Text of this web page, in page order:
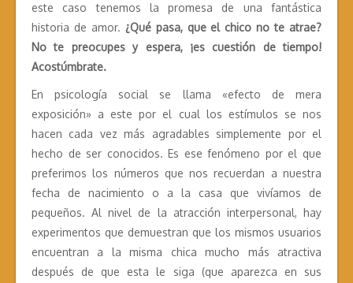
este caso tenemos la promesa de una fantástica
historia de amor. ¿Qué pasa, que el chico no te atrae?
No te preocupes y espera, ¡es cuestión de tiempo!
Acostúmbrate.
En psicología social se llama «efecto de mera
exposición» a este por el cual los estímulos se nos
hacen cada vez más agradables simplemente por el
hecho de ser conocidos. Es ese fenómeno por el que
preferimos los números que nos recuerdan a nuestra
fecha de nacimiento o a la casa que vivíamos de
pequeños. Al nivel de la atracción interpersonal, hay
experimentos que demuestran que los mismos usuarios
encuentran a la misma chica mucho más atractiva
después de que esta le siga (que aparezca en sus